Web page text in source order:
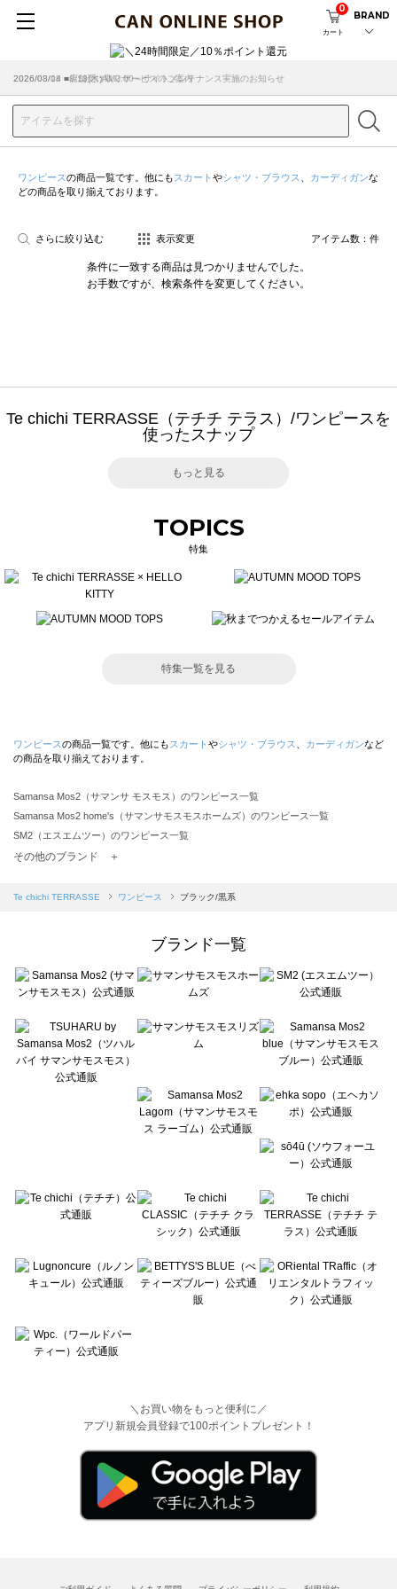
カート
0
BRAND
2026/08/04 ■8/13(木)AM2:00～サイトメンテナンス実施のお知らせ
2026/03/18 ■店舗受け取りサービスのご案内
ワンピースの商品一覧です。他にも スカート やシャツ・ブラウス カーディガンな
どの商品を取り揃えております。
さらに絞り込む 表示変更 アイテム数： 件
条件に一致する商品は見つかりませんでした。
お手数ですが、検索条件を変更してください。
Te chichi TERRASSE（テチチ テラス）/ワンピースを
使ったスナップ
もっと見る
TOPICS
特集
特集一覧を見る
ワンピースの商品一覧です。他にも スカート やシャツ・ブラウス カーディガンなど
の商品を取り揃えております。
Samansa Mos2（サマンサ モスモス）のワンピース一覧
Samansa Mos2 home's（サマンサモスモスホームズ）のワンピース一覧
SM2（エスエムツー）のワンピース一覧
TSUHARU by Samansa Mos2（ツハルバイサマンサモスモス）のワンピース一覧
Samansa Mos2 blue（サマンサモスモス ブルー）のワンピース一覧
sō4ū（ソウフォーユー）のワンピース一覧
Te chichi（テチチ）のワンピース一覧
Te chichi CLASSIC（テチチ クラシック）のワンピース一覧
Lugnoncure（ルノンキュール）のワンピース一覧
BETTY'S BLUE（べティーズブルー）のワンピース一覧
Wpc.（ワールドパーティー）のワンピース一覧
その他のブランド ＋
Te chichi TERRASSE ワンピース ブラック/黒系
ブランド一覧
＼お買い物をもっと便利に／
アプリ新規会員登録で100ポイントプレゼント！